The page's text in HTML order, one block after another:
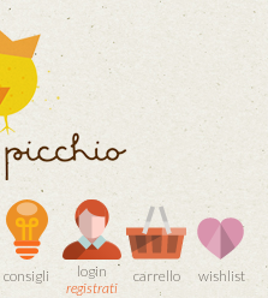
consigli
login
registrati
carrello wishlist